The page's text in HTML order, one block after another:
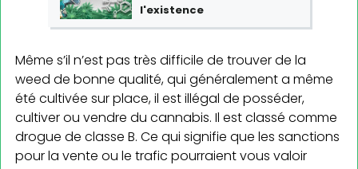
l'existence
Même s’il n’est pas très difficile de trouver de la
weed de bonne qualité, qui généralement a même
été cultivée sur place, il est illégal de posséder,
cultiver ou vendre du cannabis. Il est classé comme
drogue de classe B. Ce qui signifie que les sanctions
pour la vente ou le trafic pourraient vous valoir